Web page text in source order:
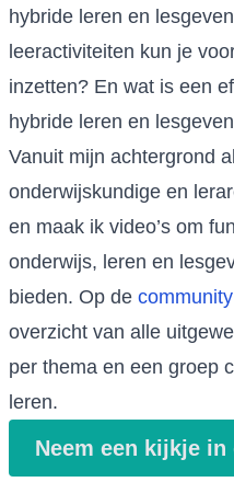
hybride leren en
leeractiviteiten kun je
inzetten? En wat is een
hybride leren en
Vanuit mijn achtergrond
onderwijskundige en
en maak ik video’s om
onderwijs, leren en
bieden. Op de
overzicht van alle
per thema en een groep
leren.
Neem een kijkje